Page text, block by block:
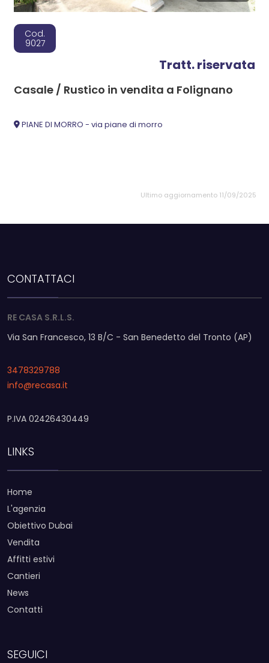
Cod.
9027
Tratt. riservata
Casale / Rustico in vendita a Folignano
PIANE DI MORRO - via piane di morro
Ultimo aggiornamento 11/09/2025
CONTATTACI
RE CASA S.R.L.S.
Via San Francesco, 13 B/C - San Benedetto del Tronto (AP)
3478329788
info@recasa.it
P.IVA 02426430449
LINKS
Home
L'agenzia
Obiettivo Dubai
Vendita
Affitti estivi
Cantieri
News
Contatti
SEGUICI